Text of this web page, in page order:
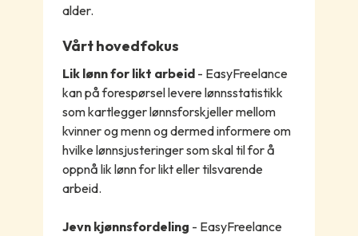
alder.
Vårt hovedfokus
Lik lønn for likt arbeid - EasyFreelance
kan på forespørsel levere lønnsstatistikk
som kartlegger lønnsforskjeller mellom
kvinner og menn og dermed informere om
hvilke lønnsjusteringer som skal til for å
oppnå lik lønn for likt eller tilsvarende
arbeid.
Jevn kjønnsfordeling - EasyFreelance